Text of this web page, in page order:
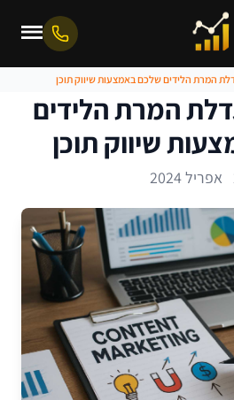
המרת הלידים
שיווק תוכן